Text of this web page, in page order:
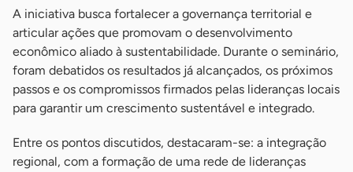
A iniciativa busca fortalecer a governança territorial e
articular ações que promovam o desenvolvimento
econômico aliado à sustentabilidade. Durante o seminário,
foram debatidos os resultados já alcançados, os próximos
passos e os compromissos firmados pelas lideranças locais
para garantir um crescimento sustentável e integrado.
Entre os pontos discutidos, destacaram-se: a integração
regional, com a formação de uma rede de lideranças